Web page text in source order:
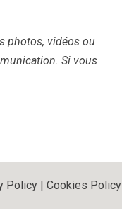
photos, vidéos ou
Si vous
Policy Cookies Policy